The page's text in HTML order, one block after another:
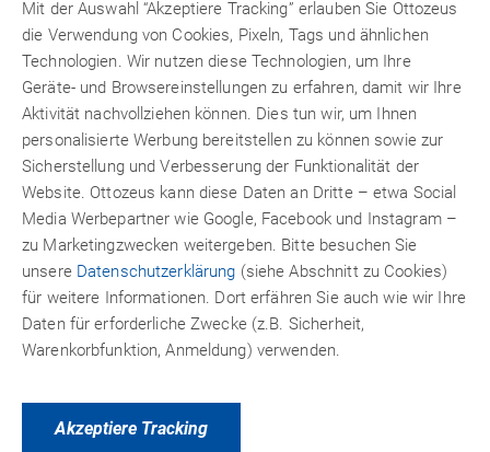
unser Kontaktformular.
Sie haben es eilig? Rufen Sie uns an:08106 2421-0
Kontaktformular
Bitte akzeptieren Sie Funktional-Cookies, um das Formular
übermitteln zu können.
Cookie-Einstellungen anpassen
Mit der Auswahl “Akzeptiere Tracking” erlauben Sie Ottozeus
die Verwendung von Cookies, Pixeln, Tags und ähnlichen
Technologien. Wir nutzen diese Technologien, um Ihre
Geräte- und Browsereinstellungen zu erfahren, damit wir Ihre
Aktivität nachvollziehen können. Dies tun wir, um Ihnen
personalisierte Werbung bereitstellen zu können sowie zur
Sicherstellung und Verbesserung der Funktionalität der
Website. Ottozeus kann diese Daten an Dritte – etwa Social
Media Werbepartner wie Google, Facebook und Instagram –
zu Marketingzwecken weitergeben. Bitte besuchen Sie
unsere Datenschutzerklärung (siehe Abschnitt zu Cookies)
für weitere Informationen. Dort erfähren Sie auch wie wir Ihre
Daten für erforderliche Zwecke (z.B. Sicherheit,
Warenkorbfunktion, Anmeldung) verwenden.
Akzeptiere Tracking